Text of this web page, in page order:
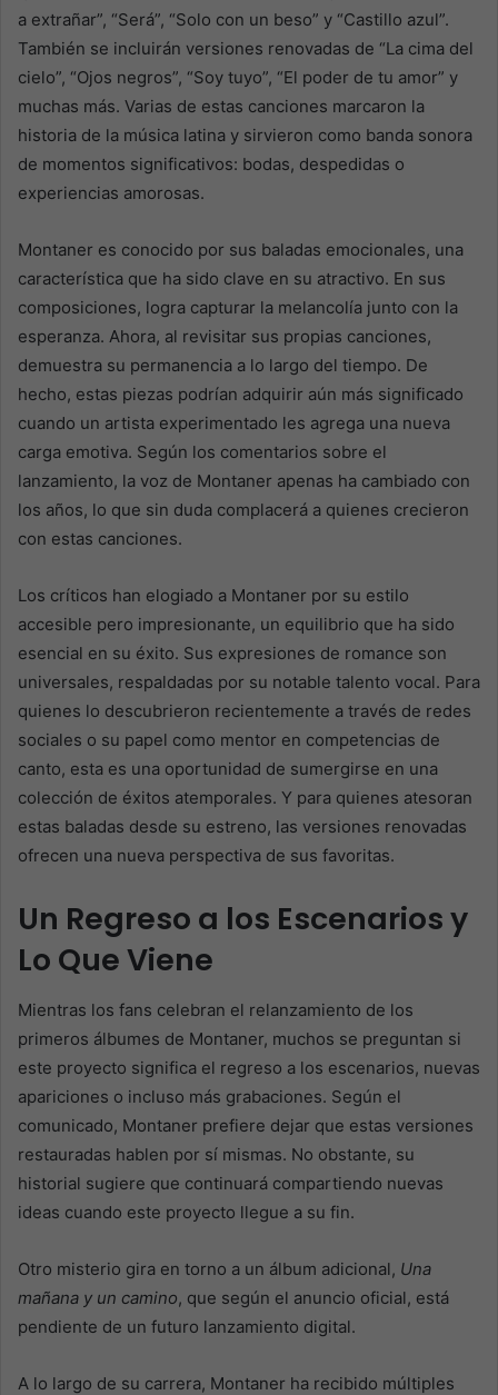
a extrañar”, “Será”, “Solo con un beso” y “Castillo azul”.
También se incluirán versiones renovadas de “La cima del
cielo”, “Ojos negros”, “Soy tuyo”, “El poder de tu amor” y
muchas más. Varias de estas canciones marcaron la
historia de la música latina y sirvieron como banda sonora
de momentos significativos: bodas, despedidas o
experiencias amorosas.
Montaner es conocido por sus baladas emocionales, una
característica que ha sido clave en su atractivo. En sus
composiciones, logra capturar la melancolía junto con la
esperanza. Ahora, al revisitar sus propias canciones,
demuestra su permanencia a lo largo del tiempo. De
hecho, estas piezas podrían adquirir aún más significado
cuando un artista experimentado les agrega una nueva
carga emotiva. Según los comentarios sobre el
lanzamiento, la voz de Montaner apenas ha cambiado con
los años, lo que sin duda complacerá a quienes crecieron
con estas canciones.
Los críticos han elogiado a Montaner por su estilo
accesible pero impresionante, un equilibrio que ha sido
esencial en su éxito. Sus expresiones de romance son
universales, respaldadas por su notable talento vocal. Para
quienes lo descubrieron recientemente a través de redes
sociales o su papel como mentor en competencias de
canto, esta es una oportunidad de sumergirse en una
colección de éxitos atemporales. Y para quienes atesoran
estas baladas desde su estreno, las versiones renovadas
ofrecen una nueva perspectiva de sus favoritas.
Un Regreso a los Escenarios y
Lo Que Viene
Mientras los fans celebran el relanzamiento de los
primeros álbumes de Montaner, muchos se preguntan si
este proyecto significa el regreso a los escenarios, nuevas
apariciones o incluso más grabaciones. Según el
comunicado, Montaner prefiere dejar que estas versiones
restauradas hablen por sí mismas. No obstante, su
historial sugiere que continuará compartiendo nuevas
ideas cuando este proyecto llegue a su fin.
Otro misterio gira en torno a un álbum adicional, Una
mañana y un camino, que según el anuncio oficial, está
pendiente de un futuro lanzamiento digital.
A lo largo de su carrera, Montaner ha recibido múltiples